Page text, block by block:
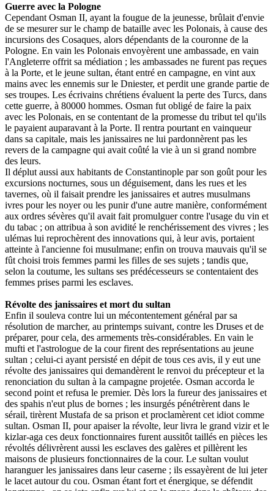
Guerre avec la Pologne
Cependant Osman II, ayant la fougue de la jeunesse, brûlait d'envie
de se mesurer sur le champ de bataille avec les Polonais, à cause des
incursions des Cosaques, alors dépendants de la couronne de la
Pologne. En vain les Polonais envoyèrent une ambassade, en vain
l'Angleterre offrit sa médiation ; les ambassades ne furent pas reçues
à la Porte, et le jeune sultan, étant entré en campagne, en vint aux
mains avec les ennemis sur le Dniester, et perdit une grande partie de
ses troupes. Les écrivains chrétiens évaluent la perte des Turcs, dans
cette guerre, à 80000 hommes. Osman fut obligé de faire la paix
avec les Polonais, en se contentant de la promesse du tribut tel qu'ils
le payaient auparavant à la Porte. Il rentra pourtant en vainqueur
dans sa capitale, mais les janissaires ne lui pardonnèrent pas les
revers de la campagne qui avait coûté la vie à un si grand nombre
des leurs.
Il déplut aussi aux habitants de Constantinople par son goût pour les
excursions nocturnes, sous un déguisement, dans les rues et les
tavernes, où il faisait prendre les janissaires et autres musulmans
ivres pour les noyer ou les punir d'une autre manière, conformément
aux ordres sévères qu'il avait fait promulguer contre l'usage du vin et
du tabac ; on attribua à son avidité le renchérissement des vivres ; les
ulémas lui reprochèrent des innovations qui, à leur avis, portaient
atteinte à l'ancienne foi musulmane; enfin on trouva mauvais qu'il se
fût choisi trois femmes parmi les filles de ses sujets ; tandis que,
selon la coutume, les sultans ses prédécesseurs se contentaient des
femmes prises parmi les esclaves.
Révolte des janissaires et mort du sultan
Enfin il souleva contre lui un mécontentement général par sa
résolution de marcher, au printemps suivant, contre les Druses et de
préparer, pour cela, des armements très-considérables. En vain le
mufti et l'astrologue de la cour firent des représentations au jeune
sultan ; celui-ci ayant persisté en dépit de tous ces avis, il y eut une
révolte des janissaires qui demandèrent le renvoi du précepteur et la
renonciation du sultan à la campagne projetée. Osman accorda le
second point et refusa le premier. Dès lors la fureur des janissaires et
des spahis n'eut plus de bornes ; les insurgés pénétrèrent dans le
sérail, tirèrent Mustafa de sa prison et proclamèrent cet idiot comme
sultan. Osman II, pour apaiser la révolte, leur livra le grand vizir et le
kizlar-aga ces deux fonctionnaires furent aussitôt taillés en pièces les
révoltés délivrèrent aussi les esclaves des galères et pillèrent les
maisons de plusieurs fonctionnaires de la cour. Le sultan voulut
haranguer les janissaires dans leur caserne ; ils essayèrent de lui jeter
le lacet autour du cou. Osman étant fort et énergique, se défendit